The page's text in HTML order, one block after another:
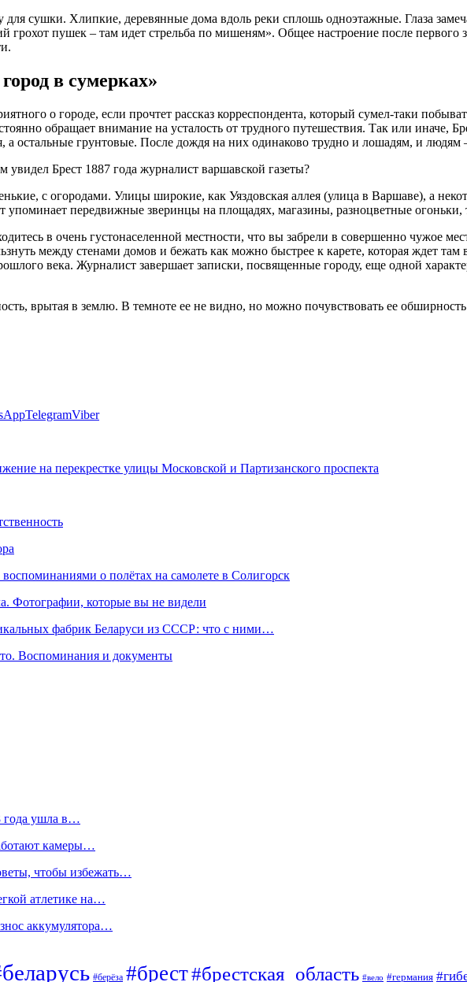
для сушки. Хлипкие, деревянные дома вдоль реки сплошь одноэтажные. Глаза
грохот пушек – там идет стрельба по мишеням». Общее настроение после первого
в сумерках»
о городе, если прочтет рассказ корреспондента, который сумел-таки
обращает внимание на усталость от трудного путешествия. Так или иначе,
остальные грунтовые. После дождя на них одинаково трудно и лошадям, и людям
с огородами. Улицы широкие, как Уяздовская аллея (улица в Варшаве), а
упоминает передвижные зверинцы на площадях, магазины, разноцветные огоньки,
в очень густонаселенной местности, что вы забрели в совершенно чужое
между стенами домов и бежать как можно быстрее к карете, которая ждет
века. Журналист завершает записки, посвященные городу, еще одной
врытая в землю. В темноте ее не видно, но можно почувствовать ее
TelegramViber
на перекрестке улицы Московской и Партизанского проспекта
о полётах на самолете в Солигорск
Фотографии, которые вы не видели
фабрик Беларуси из СССР: что с ними…
Воспоминания и документы
года ушла в…
камеры…
чтобы избежать…
атлетике на…
аккумулятора…
#берёза #брест#брестская_область #вело #германия